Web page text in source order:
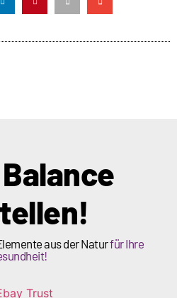
aus der Naturfür Ihre